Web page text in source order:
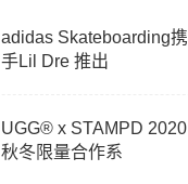
adidas Skateboarding携
手Lil Dre 推出
UGG® x STAMPD 2020
秋冬限量合作系